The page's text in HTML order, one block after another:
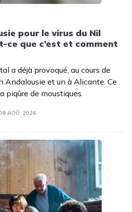
pour le virus du Nil
ce que c’est et comment
a déjà provoqué, au cours de
Andalousie et un à Alicante. Ce
piqûre de moustiques
AOÛ. 2026